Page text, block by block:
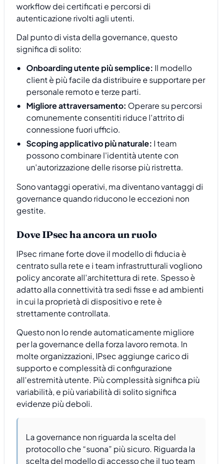
workflow dei certificati e percorsi di
autenticazione rivolti agli utenti.
Dal punto di vista della governance, questo
significa di solito:
Onboarding utente più semplice: Il modello
client è più facile da distribuire e supportare per
personale remoto e terze parti.
Migliore attraversamento: Operare su percorsi
comunemente consentiti riduce l'attrito di
connessione fuori ufficio.
Scoping applicativo più naturale: I team
possono combinare l'identità utente con
un'autorizzazione delle risorse più ristretta.
Sono vantaggi operativi, ma diventano vantaggi di
governance quando riducono le eccezioni non
gestite.
Dove IPsec ha ancora un ruolo
IPsec rimane forte dove il modello di fiducia è
centrato sulla rete e i team infrastrutturali vogliono
policy ancorate all'architettura di rete. Spesso è
adatto alla connettività tra sedi fisse e ad ambienti
in cui la proprietà di dispositivo e rete è
strettamente controllata.
Questo non lo rende automaticamente migliore
per la governance della forza lavoro remota. In
molte organizzazioni, IPsec aggiunge carico di
supporto e complessità di configurazione
all'estremità utente. Più complessità significa più
variabilità, e più variabilità di solito significa
evidenze più deboli.
La governance non riguarda la scelta del
protocollo che “suona” più sicuro. Riguarda la
scelta del modello di accesso che il tuo team